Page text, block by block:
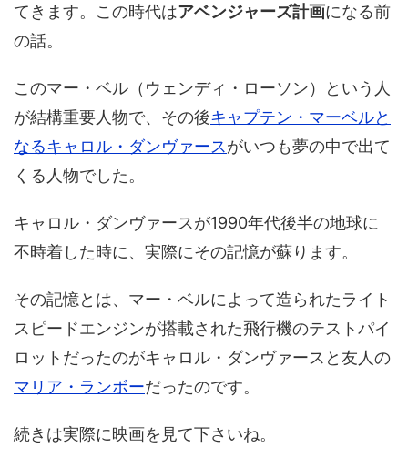
てきます。この時代はアベンジャーズ計画になる前
の話。
このマー・ベル（ウェンディ・ローソン）という人
が結構重要人物で、その後キャプテン・マーベルと
なるキャロル・ダンヴァースがいつも夢の中で出て
くる人物でした。
キャロル・ダンヴァースが1990年代後半の地球に
不時着した時に、実際にその記憶が蘇ります。
その記憶とは、マー・ベルによって造られたライト
スピードエンジンが搭載された飛行機のテストパイ
ロットだったのがキャロル・ダンヴァースと友人の
マリア・ランボーだったのです。
続きは実際に映画を見て下さいね。